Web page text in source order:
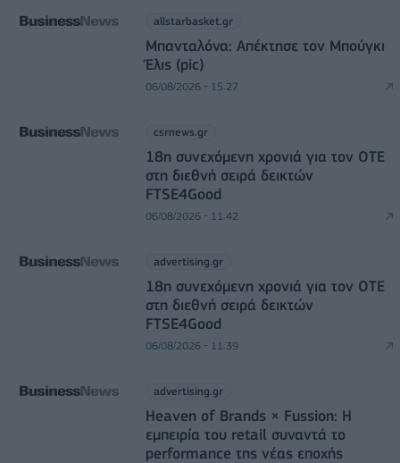
allstarbasket.gr
Μπανταλόνα: Απέκτησε τον Μπούγκι
Έλις (pic)
06/08/2026 - 15:27
csrnews.gr
18η συνεχόμενη χρονιά για τον ΟΤΕ
στη διεθνή σειρά δεικτών
FTSE4Good
06/08/2026 - 11:42
advertising.gr
18η συνεχόμενη χρονιά για τον ΟΤΕ
στη διεθνή σειρά δεικτών
FTSE4Good
06/08/2026 - 11:39
advertising.gr
Heaven of Brands × Fussion: Η
εμπειρία του retail συναντά το
performance της νέας εποχής